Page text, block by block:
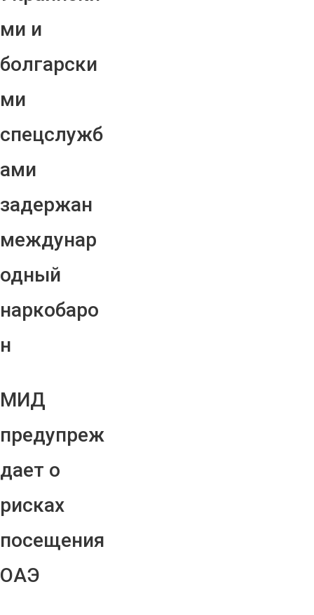
ми и
болгарски
ми
спецслужб
ами
задержан
междунар
одный
наркобаро
н
МИД
предупреж
дает о
рисках
посещения
ОАЭ